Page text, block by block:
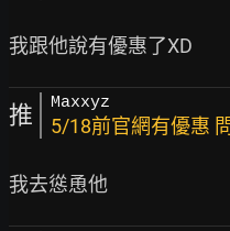
推 Maxxyz
5/18前官網有優惠